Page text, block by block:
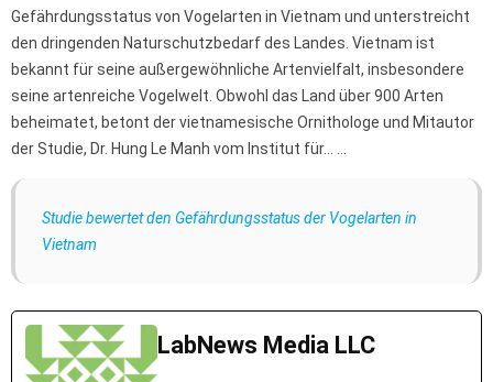
Gefährdungsstatus von Vogelarten in Vietnam und unterstreicht
den dringenden Naturschutzbedarf des Landes. Vietnam ist
bekannt für seine außergewöhnliche Artenvielfalt, insbesondere
seine artenreiche Vogelwelt. Obwohl das Land über 900 Arten
beheimatet, betont der vietnamesische Ornithologe und Mitautor
der Studie, Dr. Hung Le Manh vom Institut für… …
Studie bewertet den Gefährdungsstatus der Vogelarten in
Vietnam
LabNews Media LLC